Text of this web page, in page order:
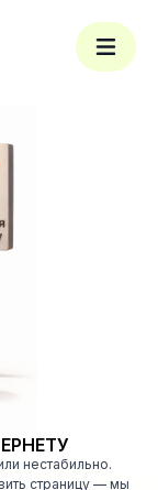
нестабильно.
страницу — мы